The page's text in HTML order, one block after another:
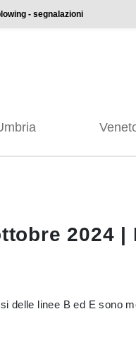
- segnalazioni
2024
delle linee B ed E sono